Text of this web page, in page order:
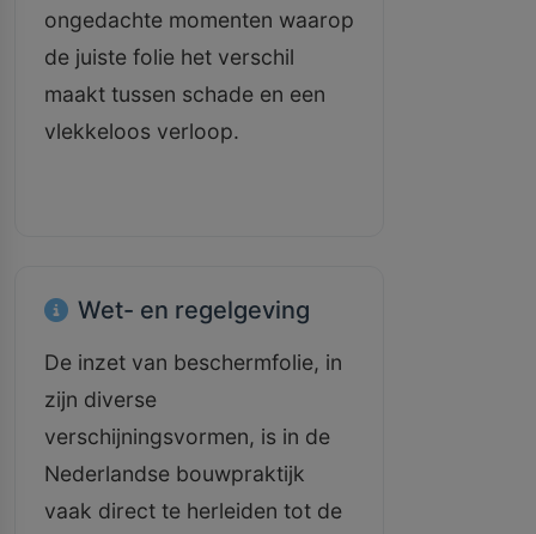
ongedachte momenten waarop
de juiste folie het verschil
maakt tussen schade en een
vlekkeloos verloop.
Wet- en regelgeving
De inzet van beschermfolie, in
zijn diverse
verschijningsvormen, is in de
Nederlandse bouwpraktijk
vaak direct te herleiden tot de